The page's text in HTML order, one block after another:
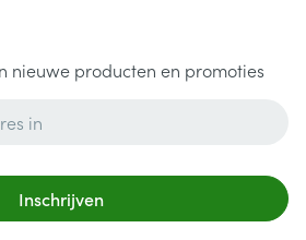
nieuwe producten en promoties
Inschrijven